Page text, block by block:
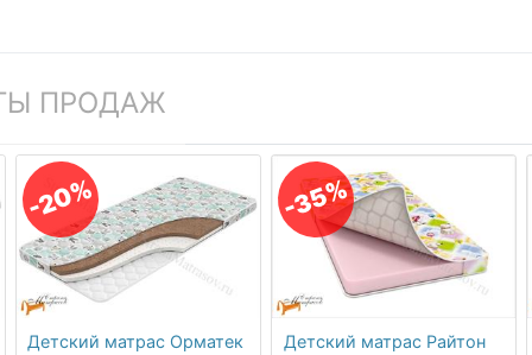
ПРОДАЖ
-20%
Детский матрас Орматек
-35%
Детский матрас Райтон